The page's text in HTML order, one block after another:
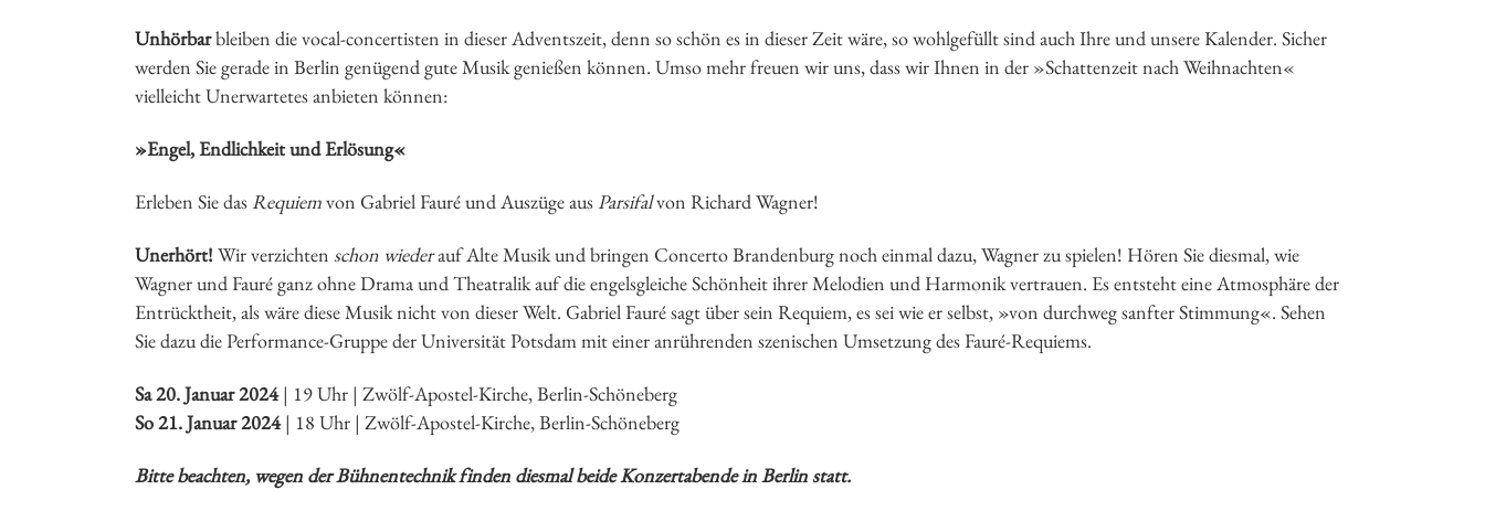
Unhörbarbleiben die vocal-concertisten in dieser Adventszeit, denn so schön es in dieser Zeit wäre, so wohlgefüllt sind auch Ihre und unsere Kalender. Sicher
werden Sie gerade in Berlin genügend gute Musik genießen können. Umso mehr freuen wir uns, dass wir Ihnen in der »Schattenzeit nach Weihnachten«
vielleicht Unerwartetes anbieten können:
»Engel, Endlichkeit und Erlösung«
Erleben Sie dasRequiemvon Gabriel Fauré und Auszüge ausParsifalvon Richard Wagner!
Unerhört! Wir verzichten schon wiederauf Alte Musik und bringen Concerto Brandenburg noch einmal dazu, Wagner zu spielen! Hören Sie diesmal, wie
Wagner und Fauré ganz ohne Drama und Theatralik auf die engelsgleiche Schönheit ihrer Melodien und Harmonik vertrauen. Es entsteht eine Atmosphäre der
Entrücktheit, als wäre diese Musik nicht von dieser Welt. Gabriel Fauré sagt über sein Requiem, es sei wie er selbst, »von durchweg sanfter Stimmung«. Sehen
Sie dazu die Performance-Gruppe der Universität Potsdam mit einer anrührenden szenischen Umsetzung des Fauré-Requiems.
Sa 20. Januar 2024| 19 Uhr | Zwölf-Apostel-Kirche, Berlin-Schöneberg
So 21. Januar 2024| 18 Uhr | Zwölf-Apostel-Kirche, Berlin-Schöneberg
Bitte beachten, wegen der Bühnentechnik finden diesmal beide Konzertabende in Berlin statt.